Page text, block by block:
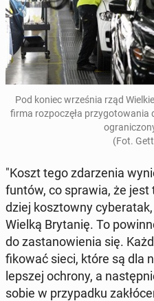
Pod koniec wrze­śnia rząd
firma roz­po­czę­ła
(Fot.
"Koszt tego zda­rze­nia
funtów, co sprawia, że
dziej kosz­tow­ny
Wielką Bry­ta­nię. To
do za­sta­no­wie­nia się.
fi­ko­wać sieci, które są dla
lepszej ochrony, a
sobie w przy­pad­ku